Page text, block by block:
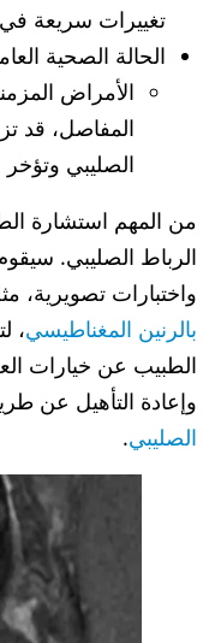
تغييرات سريعة في
الحالة الصحية
الأمراض
المفاصل، قد
الصليبي وتؤخر
من المهم استشارة
الرباط الصليبي.
واختبارات تصويرية،
بالرنين المغناطيسي،
الطبيب عن خيارات
وإعادة التأهيل عن
الصليبي.